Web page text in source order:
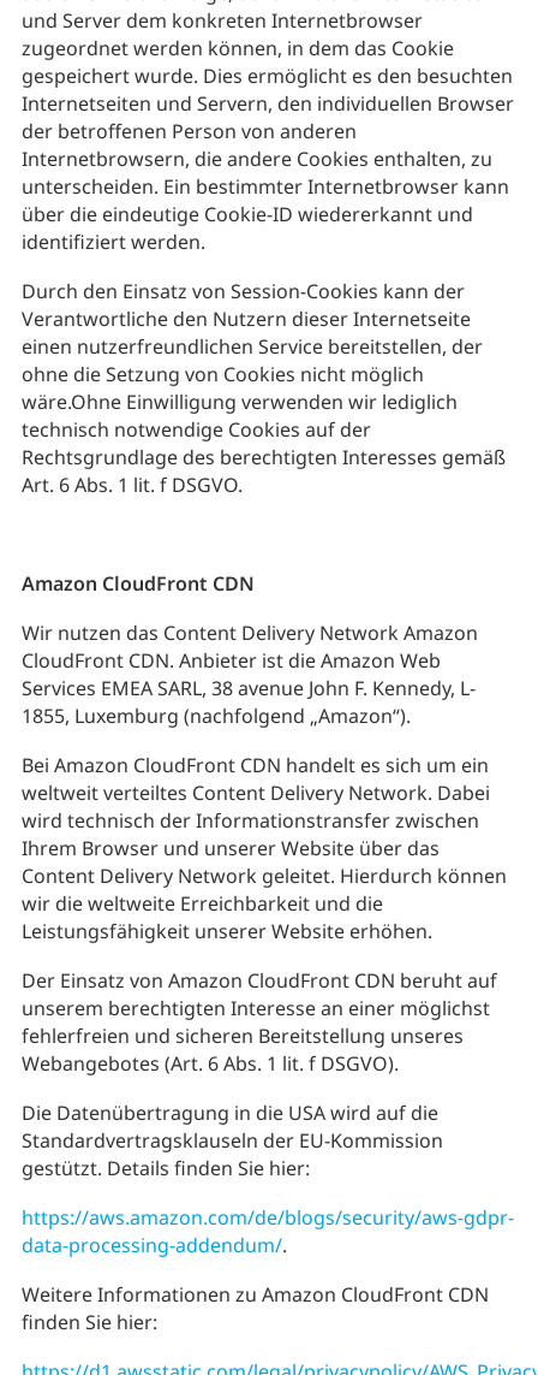
und Server dem konkreten Internetbrowser
zugeordnet werden können, in dem das Cookie
gespeichert wurde. Dies ermöglicht es den besuchten
Internetseiten und Servern, den individuellen Browser
der betroffenen Person von anderen
Internetbrowsern, die andere Cookies enthalten, zu
unterscheiden. Ein bestimmter Internetbrowser kann
über die eindeutige Cookie-ID wiedererkannt und
identifiziert werden.
Durch den Einsatz von Session-Cookies kann der
Verantwortliche den Nutzern dieser Internetseite
einen nutzerfreundlichen Service bereitstellen, der
ohne die Setzung von Cookies nicht möglich
wäre.Ohne Einwilligung verwenden wir lediglich
technisch notwendige Cookies auf der
Rechtsgrundlage des berechtigten Interesses gemäß
Art. 6 Abs. 1 lit. f DSGVO.
Amazon CloudFront CDN
Wir nutzen das Content Delivery Network Amazon
CloudFront CDN. Anbieter ist die Amazon Web
Services EMEA SARL, 38 avenue John F. Kennedy, L-
1855, Luxemburg (nachfolgend „Amazon“).
Bei Amazon CloudFront CDN handelt es sich um ein
weltweit verteiltes Content Delivery Network. Dabei
wird technisch der Informationstransfer zwischen
Ihrem Browser und unserer Website über das
Content Delivery Network geleitet. Hierdurch können
wir die weltweite Erreichbarkeit und die
Leistungsfähigkeit unserer Website erhöhen.
Der Einsatz von Amazon CloudFront CDN beruht auf
unserem berechtigten Interesse an einer möglichst
fehlerfreien und sicheren Bereitstellung unseres
Webangebotes (Art. 6 Abs. 1 lit. f DSGVO).
Die Datenübertragung in die USA wird auf die
Standardvertragsklauseln der EU-Kommission
gestützt. Details finden Sie hier:
https://aws.amazon.com/de/blogs/security/aws-gdpr-
data-processing-addendum/.
Weitere Informationen zu Amazon CloudFront CDN
finden Sie hier: